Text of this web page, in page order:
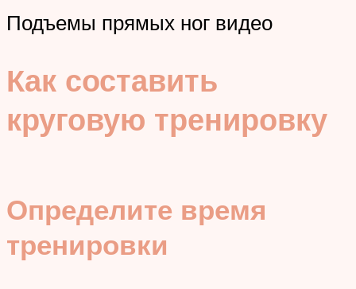
Подъемы прямых ног видео
Как составить
круговую тренировку
Определите время
тренировки